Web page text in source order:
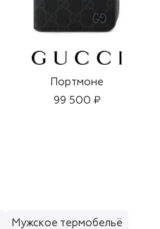
Портмоне
99 500 ₽
Мужское термобельё